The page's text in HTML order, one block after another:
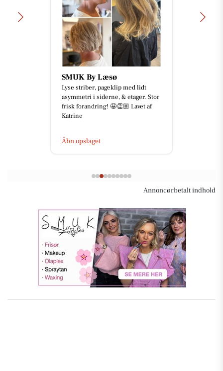
SMUK By Læsø
Lyse striber, pageklip med lidt
asymmetri i siderne, & etager. Stor
frisk forandring! 🤩👏🏼 Lavet af
Katrine
Åbn opslaget
Annoncørbetalt indhold